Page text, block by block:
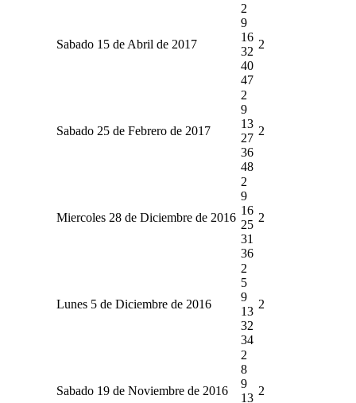
Sabado 15 de Abril de 2017
2
9
16
32
40
47
2
Sabado 25 de Febrero de 2017
2
9
13
27
36
48
2
Miercoles 28 de Diciembre de 2016
2
9
16
25
31
36
2
Lunes 5 de Diciembre de 2016
2
5
9
13
32
34
2
Sabado 19 de Noviembre de 2016
2
8
9
13
2